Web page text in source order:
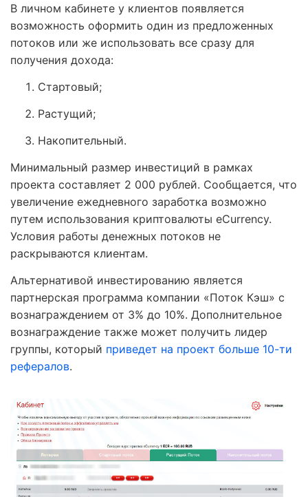
В личном кабинете у клиентов появляется
возможность оформить один из предложенных
потоков или же использовать все сразу для
получения дохода:
Стартовый;
Растущий;
Накопительный.
Минимальный размер инвестиций в рамках
проекта составляет 2 000 рублей. Сообщается, что
увеличение ежедневного заработка возможно
путем использования криптовалюты eCurrency.
Условия работы денежных потоков не
раскрываются клиентам.
Альтернативой инвестированию является
партнерская программа компании «Поток Кэш» с
вознаграждением от 3% до 10%. Дополнительное
вознаграждение также может получить лидер
группы, который приведет на проект больше 10-ти
рефералов.